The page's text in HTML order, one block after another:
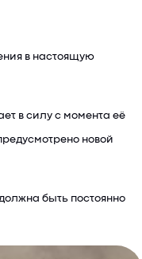
в настоящую
в силу с момента её
новой
быть постоянно